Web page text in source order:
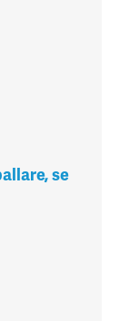
se